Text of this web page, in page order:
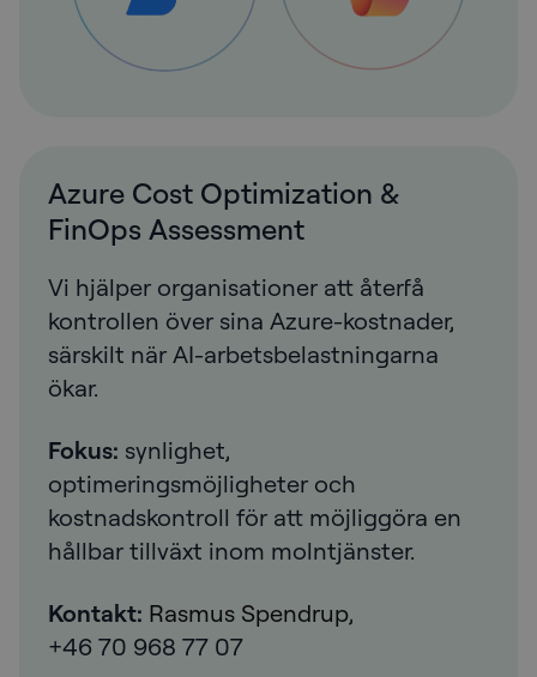
Azure Cost Optimization &
FinOps Assessment
Vi hjälper organisationer att återfå
kontrollen över sina Azure-kostnader,
särskilt när AI-arbetsbelastningarna
ökar.
Fokus: synlighet,
optimeringsmöjligheter och
kostnadskontroll för att möjliggöra en
hållbar tillväxt inom molntjänster.
Kontakt: Rasmus Spendrup,
+46 70 968 77 07